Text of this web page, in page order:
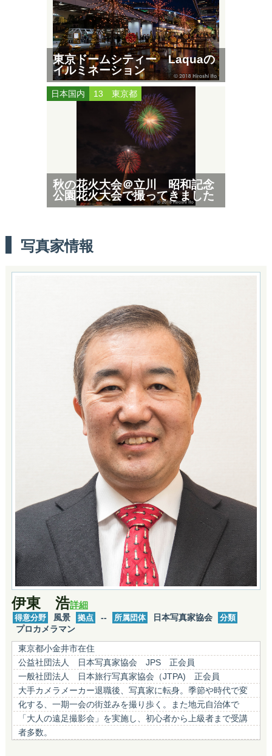
東京ドームシティー Laquaの
イルミネーション
日本国内 13 東京都
秋の花火大会＠立川 昭和記念
公園花火大会で撮ってきました
写真家情報
伊東 浩詳細
得意分野 風景 拠点 -- 所属団体 日本写真家協会
分類
プロカメラマン
東京都小金井市在住
公益社団法人 日本写真家協会 JPS 正会員
一般社団法人 日本旅行写真家協会（JTPA) 正会員
大手カメラメーカー退職後、写真家に転身。季節や時代で変
化する、一期一会の街並みを撮り歩く。また地元自治体で
「大人の遠足撮影会」を実施し、初心者から上級者まで受講
者多数。